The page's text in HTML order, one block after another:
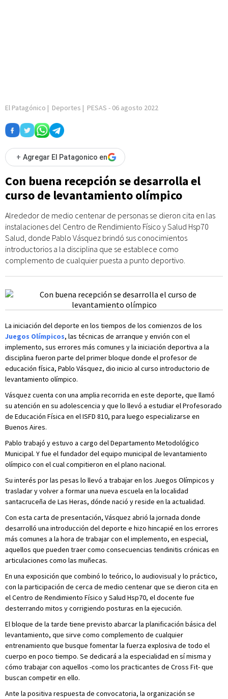
El Patagónico | Deportes | PESAS - 06 agosto 2022
+ Agregar El Patagonico en
Con buena recepción se desarrolla el
curso de levantamiento olímpico
Alrededor de medio centenar de personas se dieron cita en las
instalaciones del Centro de Rendimiento Físico y Salud Hsp70
Salud, donde Pablo Vásquez brindó sus conocimientos
introductorios a la disciplina que se establece como
complemento de cualquier puesta a punto deportivo.
La iniciación del deporte en los tiempos de los comienzos de los
Juegos Olímpicos, las técnicas de arranque y envión con el
implemento, sus errores más comunes y la iniciación deportiva a la
disciplina fueron parte del primer bloque donde el profesor de
educación física, Pablo Vásquez, dio inicio al curso introductorio de
levantamiento olímpico.
Vásquez cuenta con una amplia recorrida en este deporte, que llamó
su atención en su adolescencia y que lo llevó a estudiar el Profesorado
de Educación Física en el ISFD 810, para luego especializarse en
Buenos Aires.
Pablo trabajó y estuvo a cargo del Departamento Metodológico
Municipal. Y fue el fundador del equipo municipal de levantamiento
olímpico con el cual compitieron en el plano nacional.
Su interés por las pesas lo llevó a trabajar en los Juegos Olímpicos y
trasladar y volver a formar una nueva escuela en la localidad
santacruceña de Las Heras, dónde nació y reside en la actualidad.
Con esta carta de presentación, Vásquez abrió la jornada donde
desarrolló una introducción del deporte e hizo hincapié en los errores
más comunes a la hora de trabajar con el implemento, en especial,
aquellos que pueden traer como consecuencias tendinitis crónicas en
articulaciones como las muñecas.
En una exposición que combinó lo teórico, lo audiovisual y lo práctico,
con la participación de cerca de medio centenar que se dieron cita en
el Centro de Rendimiento Físico y Salud Hsp70, el docente fue
desterrando mitos y corrigiendo posturas en la ejecución.
El bloque de la tarde tiene previsto abarcar la planificación básica del
levantamiento, que sirve como complemento de cualquier
entrenamiento que busque fomentar la fuerza explosiva de todo el
cuerpo en poco tiempo. Se dedicará a la especialidad en sí misma y
cómo trabajar con aquellos -como los practicantes de Cross Fit- que
buscan competir en ello.
Ante la positiva respuesta de convocatoria, la organización se